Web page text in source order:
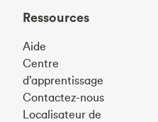
Ressources
Aide
Centre
d’apprentissage
Contactez-nous
Localisateur de